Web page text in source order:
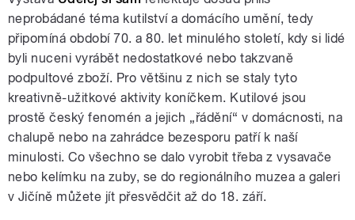
neprobádané téma kutilství a domácího umění, tedy
připomíná období 70. a 80. let minulého století, kdy si lidé
byli nuceni vyrábět nedostatkové nebo takzvaně
podpultové zboží. Pro většinu z nich se staly tyto
kreativně-užitkové aktivity koníčkem. Kutilové jsou
prostě český fenomén a jejich „řádění“ v domácnosti, na
chalupě nebo na zahrádce bezesporu patří k naší
minulosti. Co všechno se dalo vyrobit třeba z vysavače
nebo kelímku na zuby, se do regionálního muzea a galeri
v Jičíně můžete jít přesvědčit až do 18. září.